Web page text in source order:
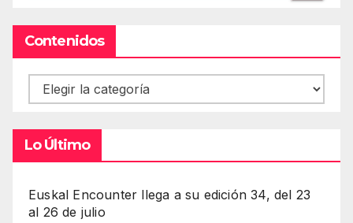
Contenidos
Contenidos
Lo Último
Euskal Encounter llega a su edición 34, del 23
al 26 de julio